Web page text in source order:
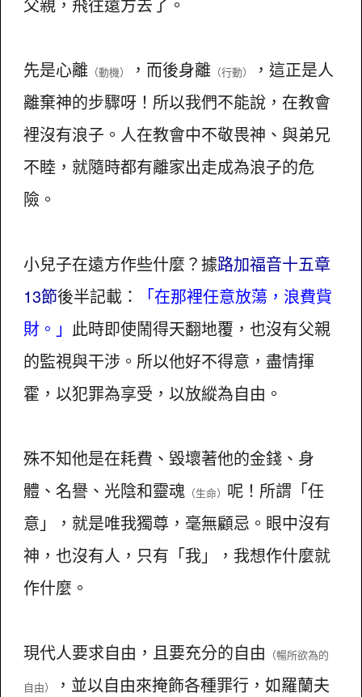
先是心離 （動機） ，而後身離 （行動）
，這正是人
離棄神的步驟呀！所以我們不能說，在教會
裡沒有浪子。人在教會中不敬畏神、與弟兄
不睦，就隨時都有離家出走成為浪子的危
險。
小兒子在遠方作些什麼？據路加福音十五章
13節後半記載：
「在那裡任意放蕩，浪費貲
財。」 此時即使鬧得天翻地覆，也沒有父親
的監視與干涉。所以他好不得意，盡情揮
霍，以犯罪為享受，以放縱為自由。
殊不知他是在耗費、毀壞著他的金錢、身
體、名譽、光陰和靈魂 （生命） 呢！所謂「任
意」，就是唯我獨尊，毫無顧忌。眼中沒有
神，也沒有人，只有「我」，我想作什麼就
作什麼。
現代人要求自由，且要充分的自由 （暢所欲為的
自由）
，並以自由來掩飾各種罪行，如羅蘭夫